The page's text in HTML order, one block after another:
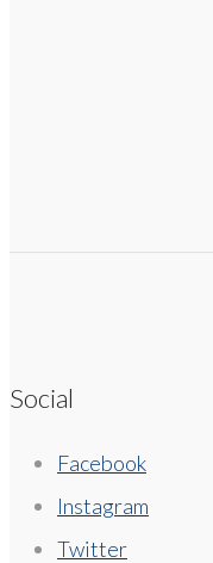
Social
Facebook
Instagram
Twitter